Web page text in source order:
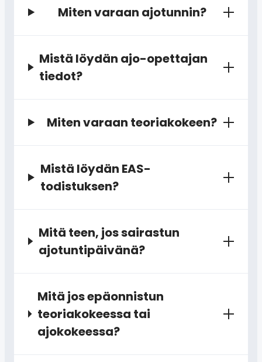
Miten varaan ajotunnin?
Mistä löydän ajo-opettajan
tiedot?
Miten varaan teoriakokeen?
Mistä löydän EAS-
todistuksen?
Mitä teen, jos sairastun
ajotuntipäivänä?
Mitä jos epäonnistun
teoriakokeessa tai
ajokokeessa?